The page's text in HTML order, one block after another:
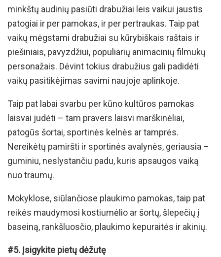
minkštų audinių pasiūti drabužiai leis vaikui jaustis
patogiai ir per pamokas, ir per pertraukas. Taip pat
vaikų mėgstami drabužiai su kūrybiškais raštais ir
piešiniais, pavyzdžiui, populiarių animacinių filmukų
personažais. Dėvint tokius drabužius gali padidėti
vaikų pasitikėjimas savimi naujoje aplinkoje.
Taip pat labai svarbu per kūno kultūros pamokas
laisvai judėti – tam pravers laisvi marškinėliai,
patogūs šortai, sportinės kelnės ar tamprės.
Nereikėtų pamiršti ir sportinės avalynės, geriausia –
guminiu, neslystančiu padu, kuris apsaugos vaiką
nuo traumų.
Mokyklose, siūlančiose plaukimo pamokas, taip pat
reikės maudymosi kostiumėlio ar šortų, šlepečių į
baseiną, rankšluosčio, plaukimo kepuraitės ir akinių.
#5. Įsigykite pietų dėžutę